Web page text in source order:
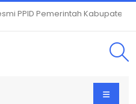
PPID Pemerintah